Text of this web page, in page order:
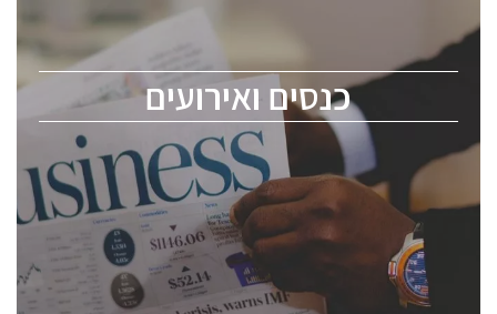
כנסים ואירועים
לכל העוסקים בתעשיית הסמיקונדקטור כולל מהנדסים,
ChipEx2026 will be held on May 12-13, 2026. The
conference is intended for everyone involved in the
semiconductor industry, including engineers,
professional experts, and senior executives.
לחץ לפרטים